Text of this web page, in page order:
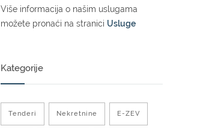
Više informacija o našim uslugama
možete pronaći na stranici Usluge
Kategorije
Tenderi Nekretnine E-ZEV